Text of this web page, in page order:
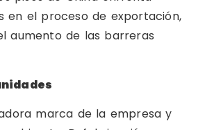
en el proceso de exportación,
aumento de las barreras
marca de la empresa y